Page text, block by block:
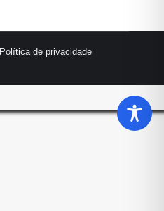
Política de privacidade